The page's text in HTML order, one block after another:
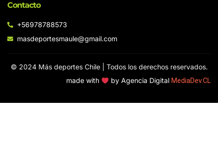
Contacto
+56978788573
masdeportesmaule@gmail.com
© 2024 Más deportes Chile | Todos los derechos reservados.
made with
by Agencia Digital MediaDev.CL